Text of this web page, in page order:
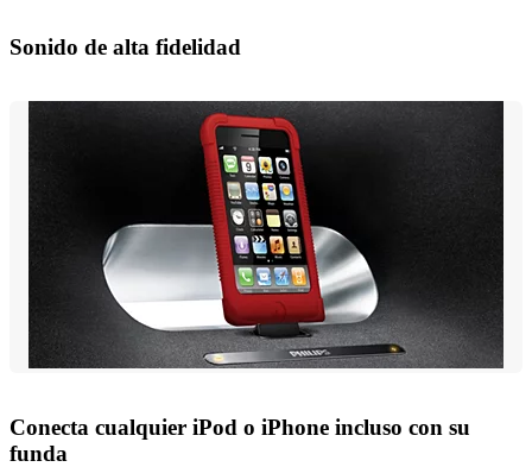
Sonido de alta fidelidad
Conecta cualquier iPod o iPhone incluso con su
funda